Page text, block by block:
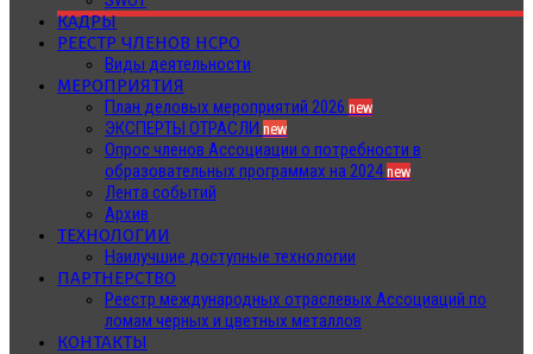
КАДРЫ
РЕЕСТР ЧЛЕНОВ НСРО
Виды деятельности
МЕРОПРИЯТИЯ
План деловых мероприятий 2026 new
ЭКСПЕРТЫ ОТРАСЛИ new
Опрос членов Ассоциации о потребности в
образовательных программах на 2024new
Лента событий
Архив
ТЕХНОЛОГИИ
Наилучшие доступные технологии
ПАРТНЕРСТВО
Реестр международных отраслевых Ассоциаций по
ломам черных и цветных металлов
КОНТАКТЫ